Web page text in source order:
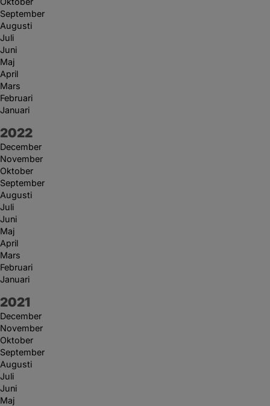
September
Augusti
Juli
Juni
Maj
April
Mars
Februari
Januari
År:
2022
December
November
Oktober
September
Augusti
Juli
Juni
Maj
April
Mars
Februari
Januari
År:
2021
December
November
Oktober
September
Augusti
Juli
Juni
Maj